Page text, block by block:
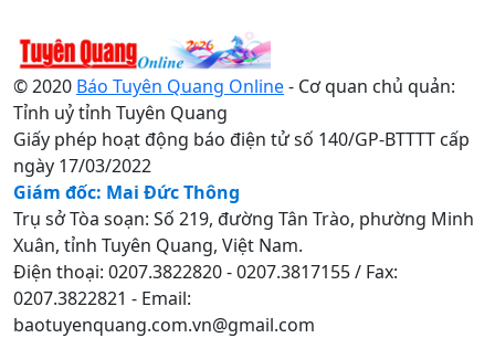
© 2020 Báo Tuyên Quang Online- Cơ quan chủ quản:
Tỉnh uỷ tỉnh Tuyên Quang
Giấy phép hoạt động báo điện tử số 140/GP-BTTTT cấp
ngày 17/03/2022
Giám đốc: Mai Đức Thông
Trụ sở Tòa soạn: Số 219, đường Tân Trào, phường Minh
Xuân, tỉnh Tuyên Quang, Việt Nam.
Điện thoại: 0207.3822820 - 0207.3817155 / Fax:
0207.3822821 - Email:
baotuyenquang.com.vn@gmail.com